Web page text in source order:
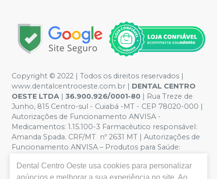
Copyright © 2022 | Todos os direitos reservados |
www.dentalcentrooeste.com.br | DENTAL CENTRO
OESTE LTDA | 36.900.926/0001-80 | Rua Treze de
Junho, 815 Centro-sul - Cuiabá -MT - CEP 78020-000 |
Autorizações de Funcionamento ANVISA -
Medicamentos: 1.15.100-3 Farmacêutico responsável:
Amanda Spada. CRF/MT nº 2631 MT | Autorizações de
Funcionamento ANVISA – Produtos para Saúde:
Segurança - Fotos meramente ilustrativas - Os preços e
Dental Centro Oeste usa cookies para personalizar
anúncios e melhorar a sua experiência no site. Ao